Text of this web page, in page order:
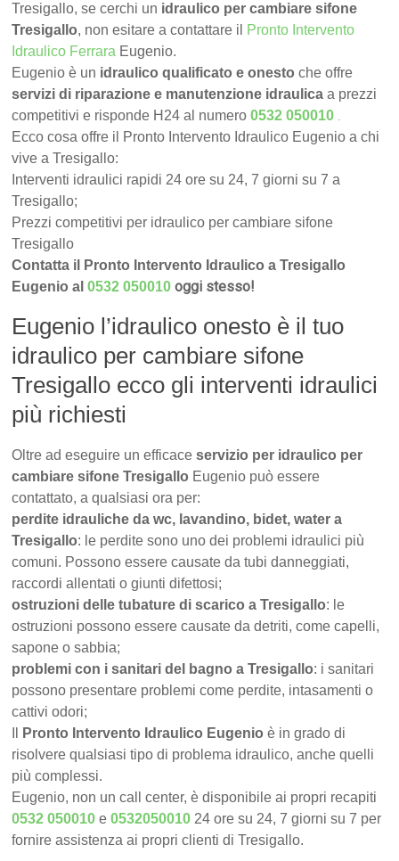
Tresigallo, se cerchi un idraulico per cambiare sifone
Tresigallo, non esitare a contattare il Pronto Intervento
Idraulico Ferrara Eugenio.
Eugenio è un idraulico qualificato e onesto che offre
servizi di riparazione e manutenzione idraulica a prezzi
competitivi e risponde H24 al numero0532 050010 .
Ecco cosa offre il Pronto Intervento Idraulico Eugenio a chi
vive a Tresigallo:
Interventi idraulici rapidi 24 ore su 24, 7 giorni su 7 a
Tresigallo;
Prezzi competitivi per idraulico per cambiare sifone
Tresigallo
Contatta il Pronto Intervento Idraulico a Tresigallo
Eugenio al0532 050010 oggi stesso!
Eugenio l’idraulico onesto è il tuo
idraulico per cambiare sifone
Tresigallo ecco gli interventi idraulici
più richiesti
Oltre ad eseguire un efficaceservizio per idraulico per
cambiare sifone Tresigallo Eugenio può essere
contattato, a qualsiasi ora per:
perdite idrauliche da wc, lavandino, bidet, water a
Tresigallo: le perdite sono uno dei problemi idraulici più
comuni. Possono essere causate da tubi danneggiati,
raccordi allentati o giunti difettosi;
ostruzioni delle tubature di scarico a Tresigallo: le
ostruzioni possono essere causate da detriti, come capelli,
sapone o sabbia;
problemi con i sanitari del bagno a Tresigallo: i sanitari
possono presentare problemi come perdite, intasamenti o
cattivi odori;
Pronto Intervento Idraulico Eugenio è in grado di
risolvere qualsiasi tipo di problema idraulico, anche quelli
più complessi.
Eugenio, non un call center, è disponibile ai propri recapiti
0532 050010 e0532050010 24 ore su 24, 7 giorni su 7 per
fornire assistenza ai propri clienti di Tresigallo.